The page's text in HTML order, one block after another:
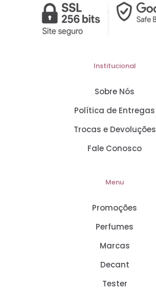
Institucional
Sobre Nós
Política de Entregas
Trocas e Devoluções
Fale Conosco
Menu
Promoções
Perfumes
Marcas
Decant
Tester